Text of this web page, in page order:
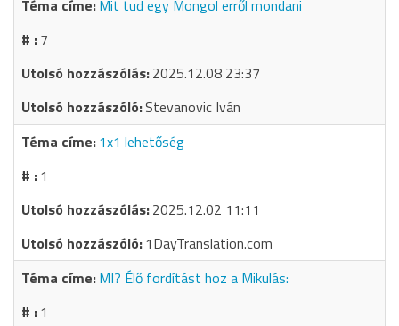
Mit tud egy Mongol erről mondani
7
2025.12.08 23:37
Stevanovic Iván
1x1 lehetőség
1
2025.12.02 11:11
1DayTranslation.com
MI? Élő fordítást hoz a Mikulás:
1